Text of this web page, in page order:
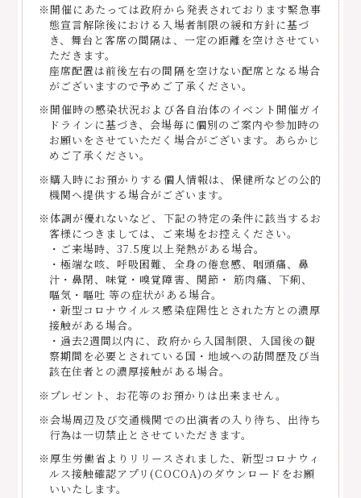
※開催にあたっては政府から発表されております緊急事
態宣言解除後における入場者制限の緩和方針に基づ
き、舞台と客席の間隔は、一定の距離を空けさせてい
ただきます。
座席配置は前後左右の間隔を空けない配席となる場合
がございますので予めご了承ください。
※開催時の感染状況および各自治体のイベント開催ガイ
ドラインに基づき、会場毎に個別のご案内や参加時の
お願いをさせていただく場合がございます。あらかじ
めご了承ください。
※購入時にお預かりする個人情報は、保健所などの公的
機関へ提供する場合がございます。
※体調が優れないなど、下記の特定の条件に該当するお
客様につきましては、ご来場をお控えください。
・ご来場時、37.5度以上発熱がある場合。
・極端な咳、呼吸困難、全身の倦怠感、咽頭痛、鼻
汁・鼻閉、味覚・嗅覚障害、関節・ 筋肉痛、下痢、
嘔気・嘔吐 等の症状がある場合。
・新型コロナウイルス感染症陽性とされた方との濃厚
接触がある場合。
・過去2週間以内に、政府から入国制限、入国後の観
察期間を必要とされている国・地域への訪問歴及び当
該在住者との濃厚接触がある場合。
※プレゼント、お花等のお預かりは出来ません。
※会場周辺及び交通機関での出演者の入り待ち、出待ち
行為は一切禁止とさせていただきます。
※厚生労働省よりリリースされました、新型コロナウィ
ルス接触確認アプリ(COCOA)のダウンロードをお願
いいたします。